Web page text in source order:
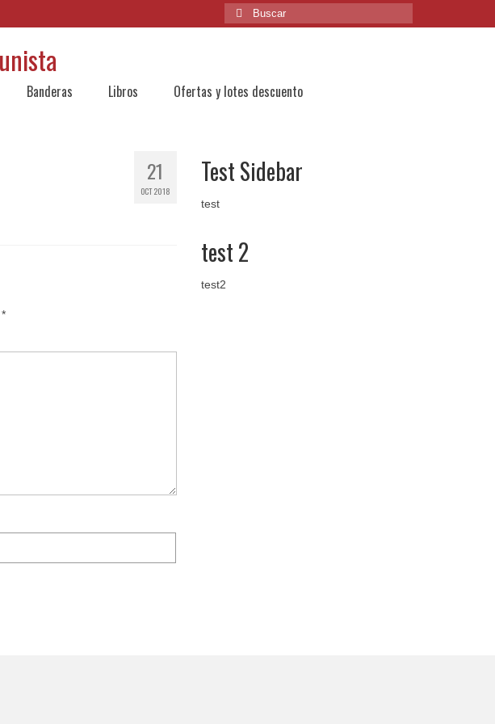
Buscar
por:
Banderas Libros Ofertas y lotes descuento
21
OCT 2018
*
Test Sidebar
test
test 2
test2